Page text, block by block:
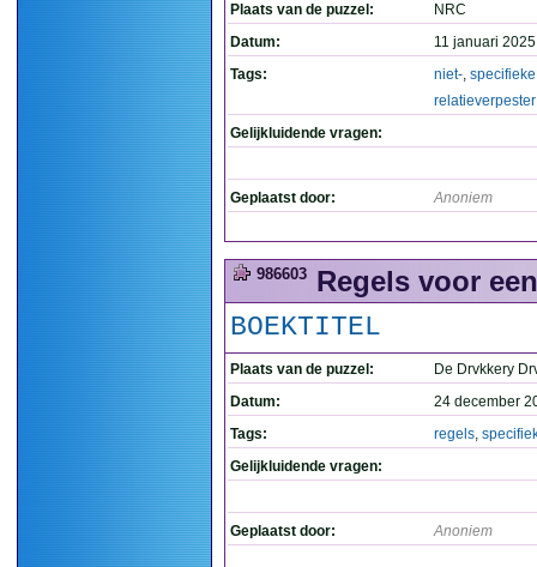
Plaats van de puzzel:
NRC
Datum:
11 januari
Tags:
niet-, specifieke
relatieverpester
Gelijkluidende vragen:
Geplaatst door: Anoniem
986603 Regels voor
BOEKTITEL
Plaats van de puzzel:
De Drvkkery
Datum:
24 december
Tags:
regels,
Gelijkluidende vragen:
Geplaatst door: Anoniem